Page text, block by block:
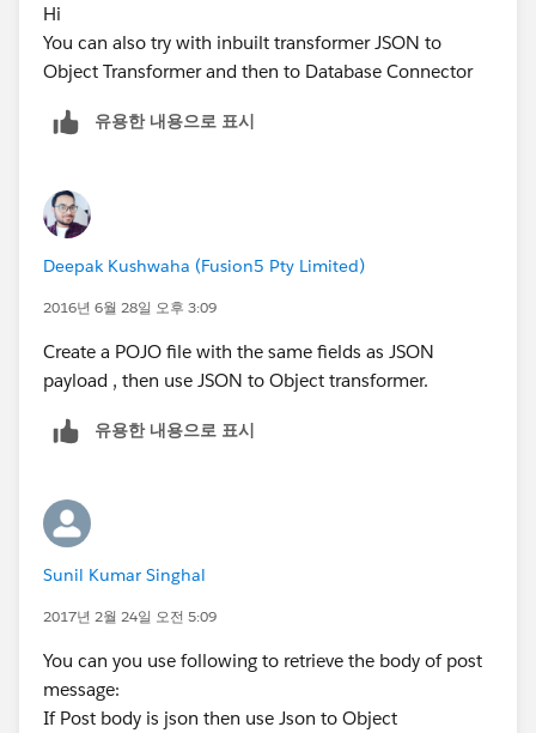
Hi
You can also try with inbuilt transformer JSON to
Object Transformer and then to Database Connector
유용한 내용으로 표시
Deepak Kushwaha (Fusion5 Pty Limited)
2016년 6월 28일 오후 3:09
Create a POJO file with the same fields as JSON
payload , then use JSON to Object transformer.
유용한 내용으로 표시
Sunil Kumar Singhal
2017년 2월 24일 오전 5:09
You can you use following to retrieve the body of post
message:
If Post body is json then use Json to Object